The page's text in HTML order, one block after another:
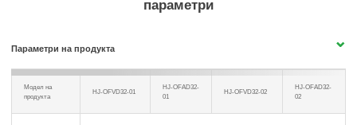
параметри
Параметри на продукта
Модел на
продукта
HJ-OFVD32-01
HJ-OFAD32-
01
HJ-OFVD32-02
HJ-OFAD32-
02